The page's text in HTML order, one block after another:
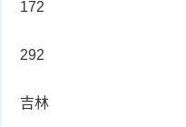
172
292
吉林